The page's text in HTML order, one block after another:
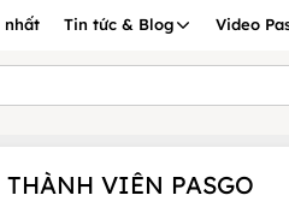
nhất Tin tức & Blog Video
VIÊN PASGO